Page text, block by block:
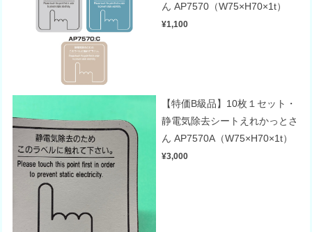
ん AP7570（W75×H70×1t）
¥1,100
【特価B級品】10枚１セット・
静電気除去シートえれかっとさ
ん AP7570A（W75×H70×1t）
¥3,000